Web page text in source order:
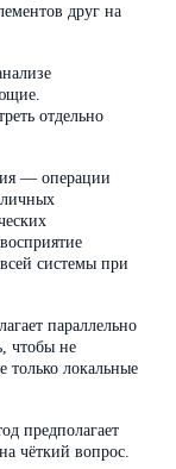
друг на
отдельно
— операции
системы при
параллельно
чтобы не
только локальные
предполагает
чёткий вопрос.